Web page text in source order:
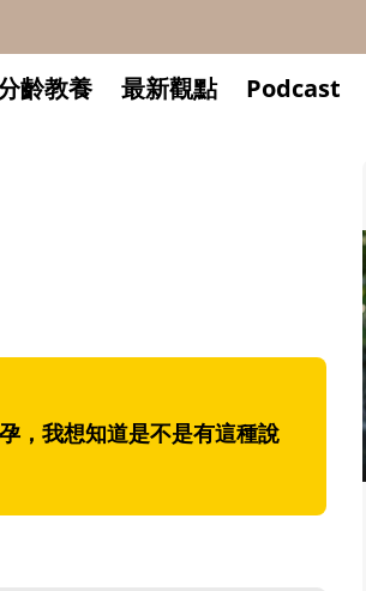
齡教養 最新觀點 Podcast
，我想知道是不是有這種說
升小一開學前預備備